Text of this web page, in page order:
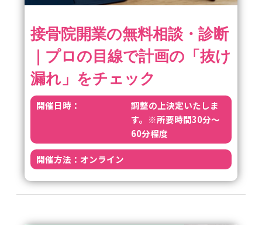
接骨院開業の無料相談・診断
｜プロの目線で計画の「抜け
漏れ」をチェック
開催日時：
調整の上決定いたしま
す。※所要時間30分～
60分程度
開催方法： オンライン